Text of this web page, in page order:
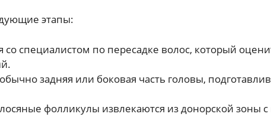
этапы:
специалистом по пересадке волос, который
задняя или боковая часть головы,
фолликулы извлекаются из донорской зоны